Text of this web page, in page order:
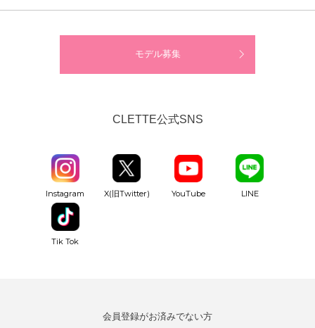
モデル募集
CLETTE公式SNS
Instagram X(旧Twitter) YouTube LINE
Tik Tok
会員登録がお済みでない方